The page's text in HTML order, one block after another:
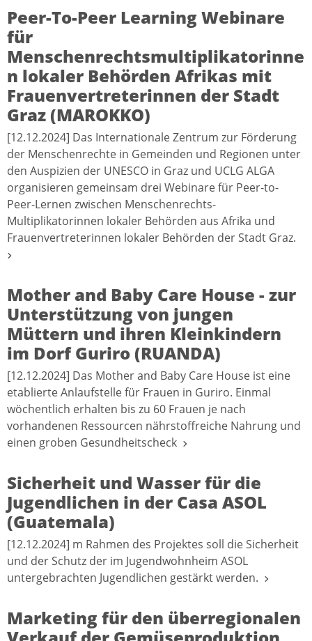
Peer-To-Peer Learning Webinare
für
Menschenrechtsmultiplikatorinne
n lokaler Behörden Afrikas mit
Frauenvertreterinnen der Stadt
Graz (MAROKKO)
[12.12.2024] Das Internationale Zentrum zur Förderung
der Menschenrechte in Gemeinden und Regionen unter
den Auspizien der UNESCO in Graz und UCLG ALGA
organisieren gemeinsam drei Webinare für Peer-to-
Peer-Lernen zwischen Menschenrechts-
Multiplikatorinnen lokaler Behörden aus Afrika und
Frauenvertreterinnen lokaler Behörden der Stadt Graz.
Mother and Baby Care House - zur
Unterstützung von jungen
Müttern und ihren Kleinkindern
im Dorf Guriro (RUANDA)
[12.12.2024] Das Mother and Baby Care House ist eine
etablierte Anlaufstelle für Frauen in Guriro. Einmal
wöchentlich erhalten bis zu 60 Frauen je nach
vorhandenen Ressourcen nährstoffreiche Nahrung und
einen groben Gesundheitscheck
Sicherheit und Wasser für die
Jugendlichen in der Casa ASOL
(Guatemala)
[12.12.2024] m Rahmen des Projektes soll die Sicherheit
und der Schutz der im Jugendwohnheim ASOL
untergebrachten Jugendlichen gestärkt werden.
Marketing für den überregionalen